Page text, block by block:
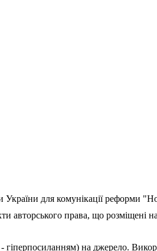
України для комунікації реформи
авторського права, що розміщені
на джерело.